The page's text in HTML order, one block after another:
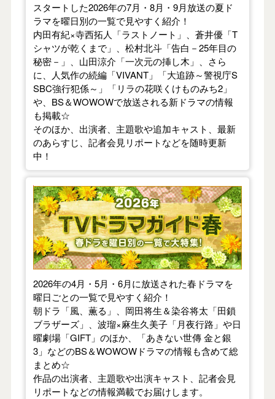
スタートした2026年の7月・8月・9月放送の夏ド
ラマを曜日別の一覧で見やすく紹介！
内田有紀×寺西拓人「ラストノート」、蒼井優「T
シャツが乾くまで」、松村北斗「告白－25年目の
秘密－」、山田涼介「一次元の挿し木」、さら
に、人気作の続編「VIVANT」「大追跡～警視庁S
SBC強行犯係～」「リラの花咲くけものみち2」
や、BS＆WOWOWで放送される新ドラマの情報
も掲載☆
そのほか、出演者、主題歌や追加キャスト、最新
のあらすじ、記者会見リポートなどを随時更新
中！
【2026年春】TVドラマガイド
2026年の4月・5月・6月に放送された春ドラマを
曜日ごとの一覧で見やすく紹介！
朝ドラ「風、薫る」、岡田将生＆染谷将太「田鎖
ブラザーズ」、波瑠×麻生久美子「月夜行路」や日
曜劇場「GIFT」のほか、「あきない世傳 金と銀
3」などのBS＆WOWOWドラマの情報も含めて総
まとめ☆
作品の出演者、主題歌や出演キャスト、記者会見
リポートなどの情報満載でお届けします。